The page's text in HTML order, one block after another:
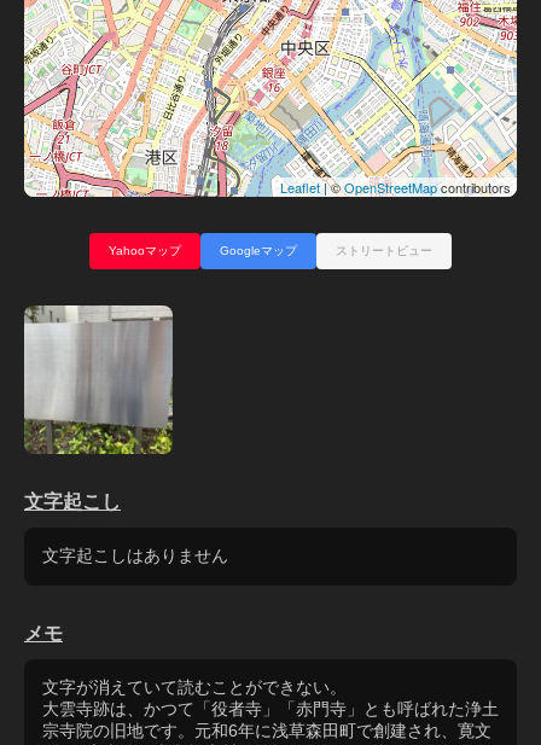
Leaflet| ©OpenStreetMapcontributors
Yahooマップ Googleマップ ストリートビュー
文字起こし
文字起こしはありません
メモ
文字が消えていて読むことができない。
大雲寺跡は、かつて「役者寺」「赤門寺」とも呼ばれた浄土
宗寺院の旧地です。元和6年に浅草森田町で創建され、寛文